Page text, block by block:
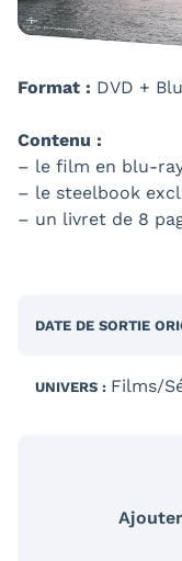
Format : DVD +
Contenu :
– le film en blu-
– le steelbook
– un livret de 8
DATE DE SORTIE
UNIVERS : Films/